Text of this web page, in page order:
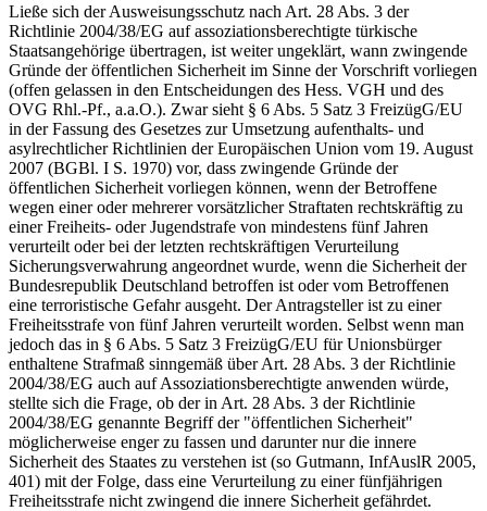
Ließe sich der Ausweisungsschutz nach Art. 28 Abs. 3 der
Richtlinie 2004/38/EG auf assoziationsberechtigte türkische
Staatsangehörige übertragen, ist weiter ungeklärt, wann zwingende
Gründe der öffentlichen Sicherheit im Sinne der Vorschrift vorliegen
(offen gelassen in den Entscheidungen des Hess. VGH und des
OVG Rhl.-Pf., a.a.O.). Zwar sieht § 6 Abs. 5 Satz 3 FreizügG/EU
in der Fassung des Gesetzes zur Umsetzung aufenthalts- und
asylrechtlicher Richtlinien der Europäischen Union vom 19. August
2007 (BGBl. I S. 1970) vor, dass zwingende Gründe der
öffentlichen Sicherheit vorliegen können, wenn der Betroffene
wegen einer oder mehrerer vorsätzlicher Straftaten rechtskräftig zu
einer Freiheits- oder Jugendstrafe von mindestens fünf Jahren
verurteilt oder bei der letzten rechtskräftigen Verurteilung
Sicherungsverwahrung angeordnet wurde, wenn die Sicherheit der
Bundesrepublik Deutschland betroffen ist oder vom Betroffenen
eine terroristische Gefahr ausgeht. Der Antragsteller ist zu einer
Freiheitsstrafe von fünf Jahren verurteilt worden. Selbst wenn man
jedoch das in § 6 Abs. 5 Satz 3 FreizügG/EU für Unionsbürger
enthaltene Strafmaß sinngemäß über Art. 28 Abs. 3 der Richtlinie
2004/38/EG auch auf Assoziationsberechtigte anwenden würde,
stellte sich die Frage, ob der in Art. 28 Abs. 3 der Richtlinie
2004/38/EG genannte Begriff der "öffentlichen Sicherheit"
möglicherweise enger zu fassen und darunter nur die innere
Sicherheit des Staates zu verstehen ist (so Gutmann, InfAuslR 2005,
401) mit der Folge, dass eine Verurteilung zu einer fünfjährigen
Freiheitsstrafe nicht zwingend die innere Sicherheit gefährdet.